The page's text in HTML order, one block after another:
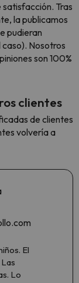
Tras
la publicamos
pudieran
Nosotros
son 100%
clientes
de clientes
volvería a